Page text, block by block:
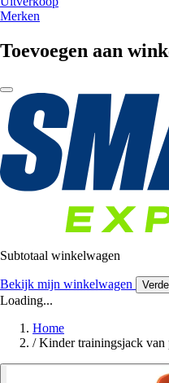
Merken
Toevoegen aan
Subtotaal winkelwagen
Bekijk mijn winkelwagen
Loading...
Home
/ Kinder trainingsjack van